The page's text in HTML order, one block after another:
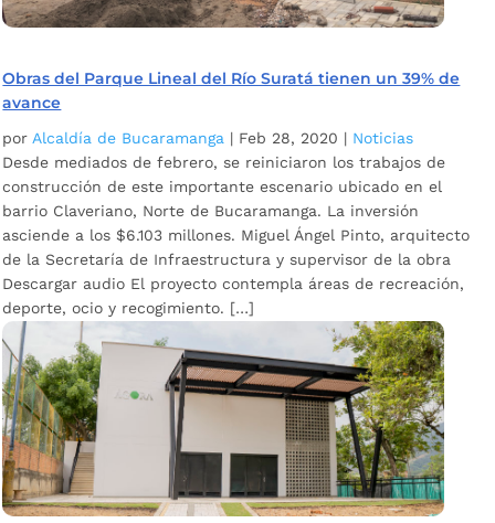
Obras del Parque Lineal del Río Suratá tienen un 39% de
avance
porAlcaldía de Bucaramanga | Feb 28, 2020 | Noticias
Desde mediados de febrero, se reiniciaron los trabajos de
construcción de este importante escenario ubicado en el
barrio Claveriano, Norte de Bucaramanga. La inversión
asciende a los $6.103 millones. Miguel Ángel Pinto, arquitecto
de la Secretaría de Infraestructura y supervisor de la obra
Descargar audio El proyecto contempla áreas de recreación,
deporte, ocio y recogimiento. […]